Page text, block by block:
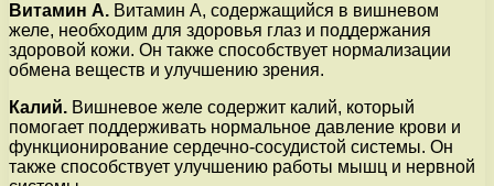
Витамин А. Витамин А, содержащийся в вишневом
желе, необходим для здоровья глаз и поддержания
здоровой кожи. Он также способствует нормализации
обмена веществ и улучшению зрения.
Калий. Вишневое желе содержит калий, который
помогает поддерживать нормальное давление крови и
функционирование сердечно-сосудистой системы. Он
также способствует улучшению работы мышц и нервной